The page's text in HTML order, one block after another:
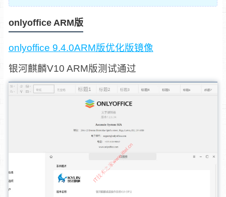
onlyoffice ARM版
onlyoffice 9.4.0ARM版优化版镜像
银河麒麟V10 ARM版测试通过